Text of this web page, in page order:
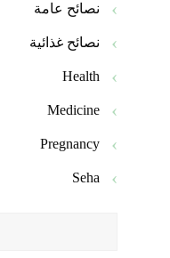
نصائح عامة
نصائح غذائية
Health
Medicine
Pregnancy
Seha